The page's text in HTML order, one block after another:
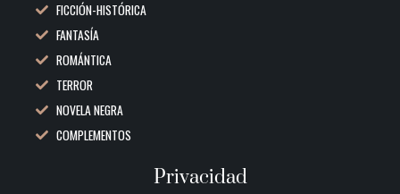
FICCIÓN-HISTÓRICA
FANTASÍA
ROMÁNTICA
TERROR
NOVELA NEGRA
COMPLEMENTOS
Privacidad